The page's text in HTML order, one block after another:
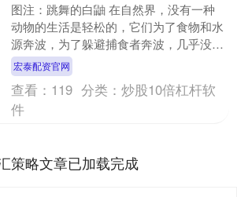
图注：跳舞的白鼬 在自然界，没有一种
动物的生活是轻松的，它们为了食物和水
源奔波，为了躲避捕食者奔波，几乎没有
悠闲享乐的时间。 在捕食者中，为了提
升自己的捕食能力....
宏泰配资官网
查看： 119 分类：炒股10倍杠杆软
件
策略文章已加载完成